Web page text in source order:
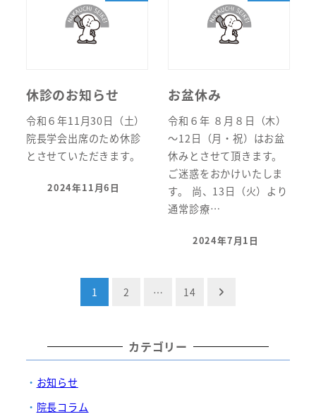
休診のお知らせ
令和６年11月30日（土）
院長学会出席のため休診
とさせていただきます。
投稿日
2024年11月6日
お盆休み
令和６年 ８月８日（木）
～12日（月・祝）はお盆
休みとさせて頂きます。
ご迷惑をおかけいたしま
す。 尚、13日（火）より
通常診療…
投稿日
2024年7月1日
ペ
ー
1 2 … 14
カテゴリー
お知らせ
院長コラム